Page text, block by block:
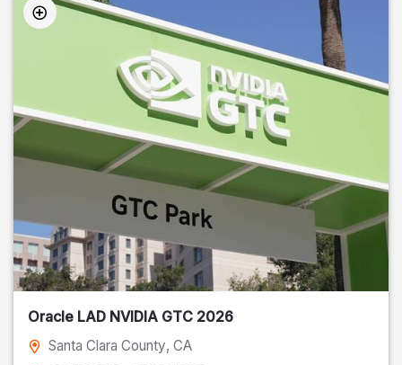
Oracle LAD NVIDIA GTC 2026
Santa Clara County, CA